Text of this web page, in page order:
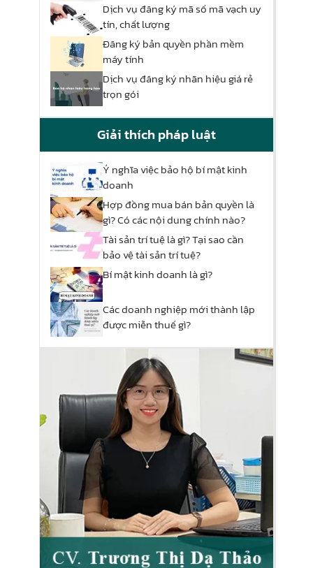
Dịch vụ đăng ký mã số mã vạch uy
tín, chất lượng
Đăng ký bản quyền phần mềm
máy tính
Dịch vụ đăng ký nhãn hiệu giá rẻ
trọn gói
Giải thích pháp luật
Ý nghĩa việc bảo hộ bí mật kinh
doanh
Hợp đồng mua bán bản quyền là
gì? Có các nội dung chính nào?
Tài sản trí tuệ là gì? Tại sao cần
bảo vệ tài sản trí tuệ?
Bí mật kinh doanh là gì?
Các doanh nghiệp mới thành lập
được miễn thuế gì?